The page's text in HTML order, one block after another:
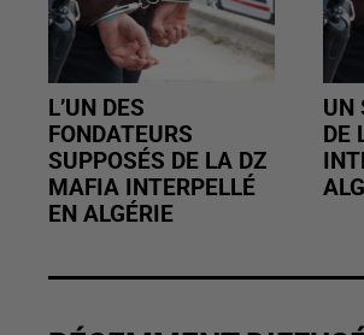
L’UN DES
FONDATEURS
SUPPOSÉS DE LA DZ
MAFIA INTERPELLÉ
EN ALGÉRIE
UN
DE